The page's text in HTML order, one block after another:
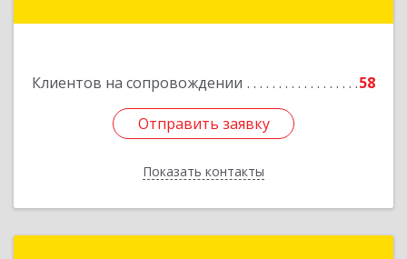
Клиентов на сопровождении 58
Отправить заявку
Показать контакты
Отправить заявку
Назад